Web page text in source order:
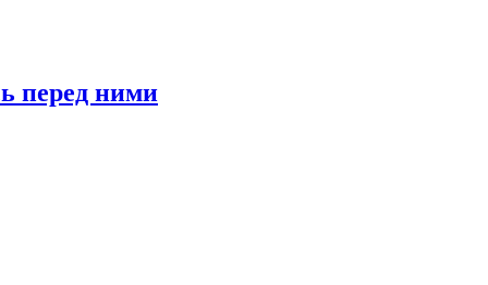
перед ними